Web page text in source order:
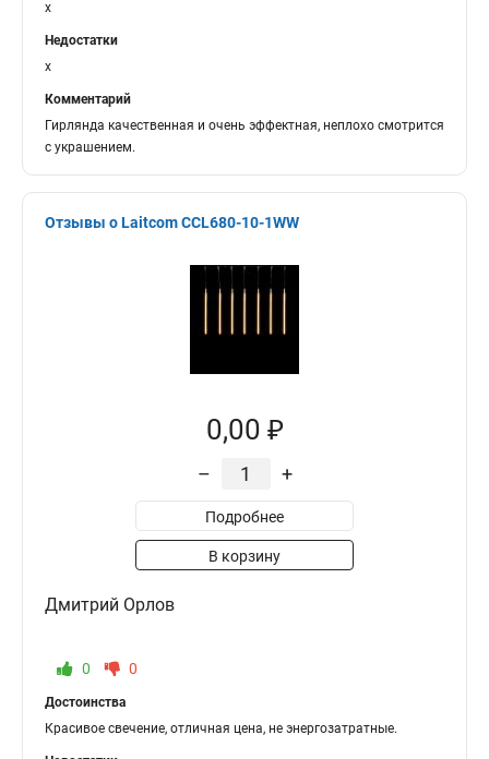
x
Недостатки
x
Комментарий
Гирлянда качественная и очень эффектная, неплохо смотрится
с украшением.
Отзывы о Laitcom CCL680-10-1WW
0,00 ₽
– +
Подробнее
В корзину
Дмитрий Орлов
0 0
Достоинства
Красивое свечение, отличная цена, не энергозатратные.